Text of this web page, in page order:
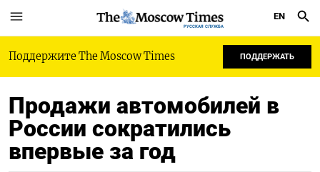
РУССКАЯ СЛУЖБА
EN
Поддержите The Moscow Times ПОДДЕРЖАТЬ
Продажи автомобилей в
России сократились
впервые за год